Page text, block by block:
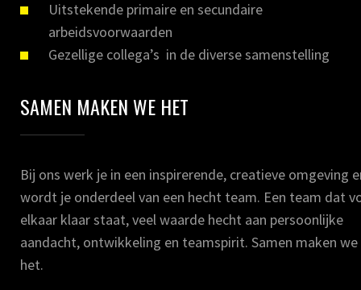
Uitstekende primaire en secundaire
arbeidsvoorwaarden
Gezellige collega’s in de diverse samenstelling
SAMEN MAKEN WE HET
Bij ons werk je in een inspirerende, creatieve omgeving
wordt je onderdeel van een hecht team. Een team dat
elkaar klaar staat, veel waarde hecht aan persoonlijke
aandacht, ontwikkeling en teamspirit. Samen maken we
het.